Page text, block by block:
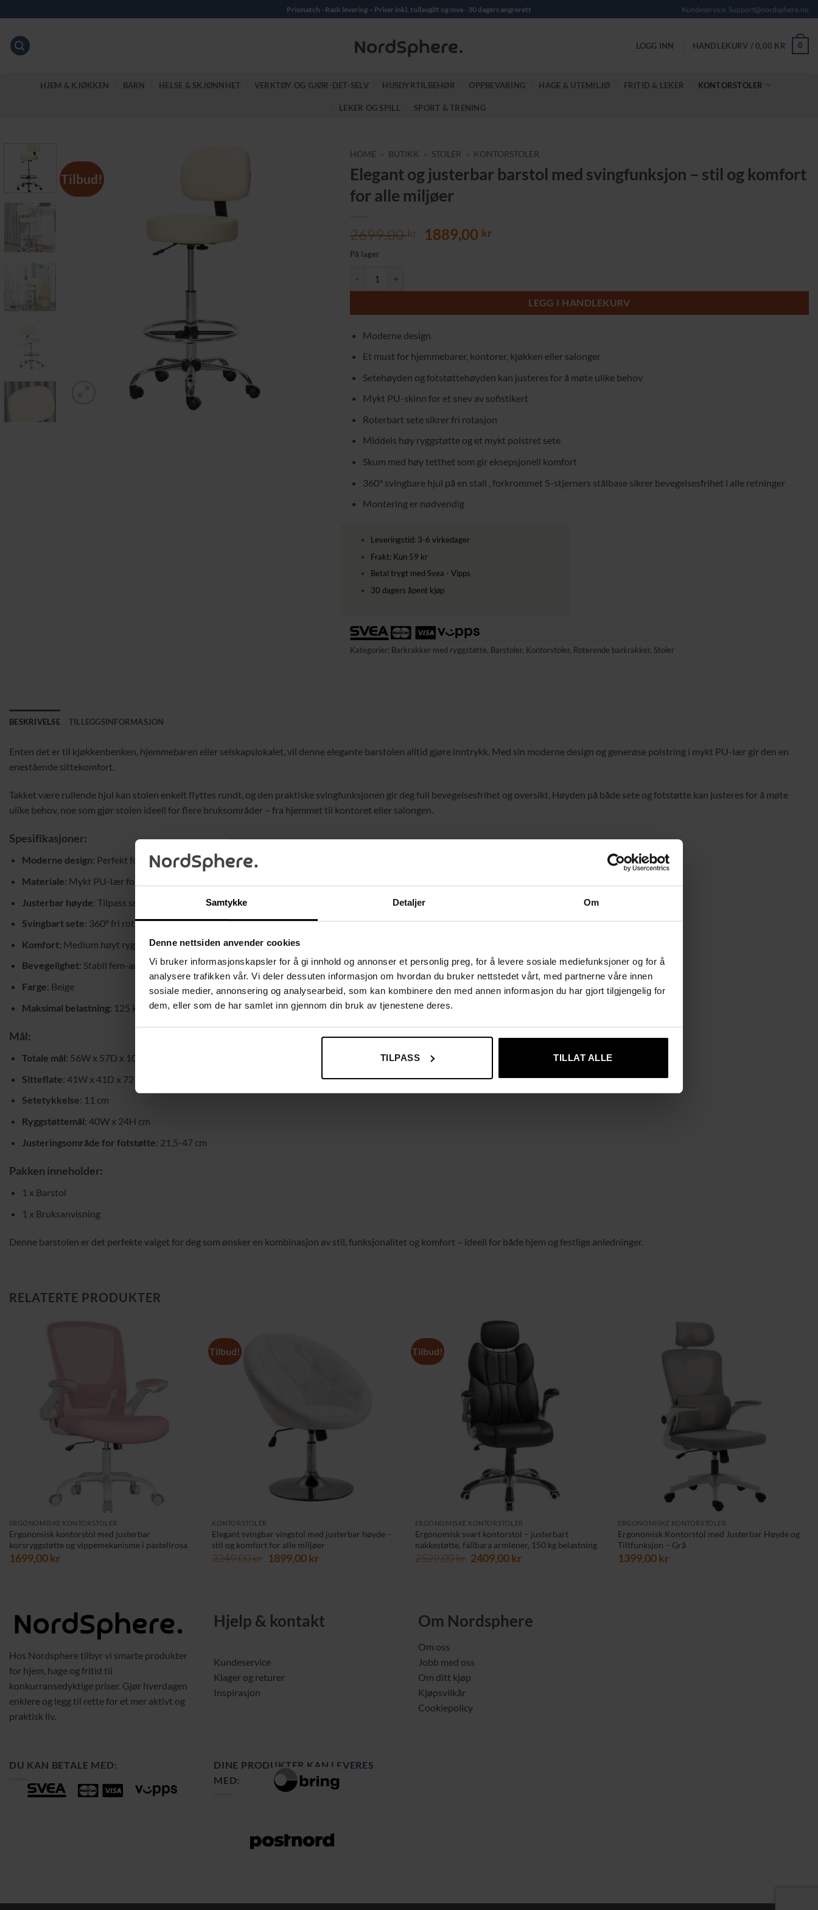
Samtykke Detaljer Om
Denne nettsiden anvender cookies
Vi bruker informasjonskapsler for å gi innhold og annonser et personlig preg, for å levere sosiale mediefunksjoner og for å
analysere trafikken vår. Vi deler dessuten informasjon om hvordan du bruker nettstedet vårt, med partnerne våre innen
sosiale medier, annonsering og analysearbeid, som kan kombinere den med annen informasjon du har gjort tilgjengelig for
dem, eller som de har samlet inn gjennom din bruk av tjenestene deres.
TILPASS TILLAT ALLE
to
content
Prismatch - Rask levering – Priser inkl. tollavgift og mva - 30 dagers angrerett Kundeservice: Support@nordsphere.no
LOGG INN HANDLEKURV /0,00 KR 0
HJEM & KJØKKEN BARN HELSE & SKJØNNHET VERKTØY OG GJØR-DET-SELV HUSDYRTILBEHØR OPPBEVARING HAGE & UTEMILJØ FRITID & LEKER KONTORSTOLER
LEKER OG SPILL SPORT & TRENING
Tilbud!
HOME BUTIKK STOLER KONTORSTOLER
Elegant og justerbar barstol med svingfunksjon – stil og komfort
for alle miljøer
2699,00kr
Opprinnelig
1889,00 krNåværende
På lager
LEGG I HANDLEKURV
Moderne design
Et must for hjemmebarer, kontorer, kjøkken eller salonger
Setehøyden og fotstøttehøyden kan justeres for å møte ulike behov
Mykt PU-skinn for et snev av sofistikert
Roterbart sete sikrer fri rotasjon
Middels høy ryggstøtte og et mykt polstret sete
Skum med høy tetthet som gir eksepsjonell komfort
360° svingbare hjul på en stall , forkrommet 5-stjerners stålbase sikrer bevegelsesfrihet i alle retninger
Montering er nødvendig
Leveringstid: 3-6 virkedager
Frakt: Kun 59 kr
Betal trygt med Svea - Vipps
30 dagers åpent kjøp
Kategorier: Barkrakker med ryggstøtte, Barstoler, Kontorstoler, Roterende barkrakker, Stoler
BESKRIVELSE TILLEGGSINFORMASJON
Enten det er til kjøkkenbenken, hjemmebaren eller selskapslokalet, vil denne elegante barstolen alltid gjøre inntrykk. Med sin moderne design og generøse polstring i mykt PU-lær gir den en
enestående sittekomfort.
Takket være rullende hjul kan stolen enkelt flyttes rundt, og den praktiske svingfunksjonen gir deg full bevegelsesfrihet og oversikt. Høyden på både sete og fotstøtte kan justeres for å møte
ulike behov, noe som gjør stolen ideell for flere bruksområder – fra hjemmet til kontoret eller salongen.
Spesifikasjoner:
Moderne design: Perfekt for hjemmebarer, kjøkken, kontor eller salong
Materiale: Mykt PU-lær for et sofistikert preg
Justerbar høyde: Tilpass sete- og fotstøttehøyde etter dine behov
Svingbart sete: 360° fri rotasjon for maksimal fleksibilitet
Komfort: Medium høyt ryggstøtte og polstring i høy densitetsskum for optimal komfort
Bevegelighet: Stabil fem-armet base med forkrommede hjul for enkel forflytning
Farge: Beige
Maksimal belastning: 125 kg
Mål:
Totale mål: 56W x 57D x 104-127H cm
Sitteflate: 41W x 41D x 72-95H cm
Setetykkelse: 11 cm
Ryggstøttemål: 40W x 24H cm
Justeringsområde for fotstøtte: 21,5-47 cm
Pakken inneholder:
1 x Barstol
1 x Bruksanvisning
Denne barstolen er det perfekte valget for deg som ønsker en kombinasjon av stil, funksjonalitet og komfort – ideell for både hjem og festlige anledninger.
RELATERTE PRODUKTER
ERGONOMISKE KONTORSTOLER
Ergonomisk kontorstol med justerbar
korsryggstøtte og vippemekanisme i pastellrosa
1699,00kr
Tilbud!
KONTORSTOLER
Elegant svingbar vingstol med justerbar høyde –
stil og komfort for alle miljøer
2349,00kr Opprinnelig
1899,00krNåværende
Tilbud!
ERGONOMISKE KONTORSTOLER
Ergonomisk svart kontorstol – justerbart
nakkestøtte, fällbara armlener, 150 kg belastning
2529,00kr Opprinnelig
2409,00krNåværende
ERGONOMISKE KONTORSTOLER
Ergonomisk Kontorstol med Justerbar Høyde og
Tiltfunksjon – Grå
1399,00kr
Hos Nordsphere tilbyr vi smarte produkter
for hjem, hage og fritid til
konkurransedyktige priser. Gjør hverdagen
enklere og legg til rette for et mer aktivt og
praktisk liv.
Hjelp & kontakt
Kundeservice
Klager og returer
Inspirasjon
Om Nordsphere
Om oss
Jobb med oss
Om ditt kjøp
Kjøpsvilkår
Cookiepolicy
DU KAN BETALE MED:
DINE PRODUKTER KAN LEVERES
MED: